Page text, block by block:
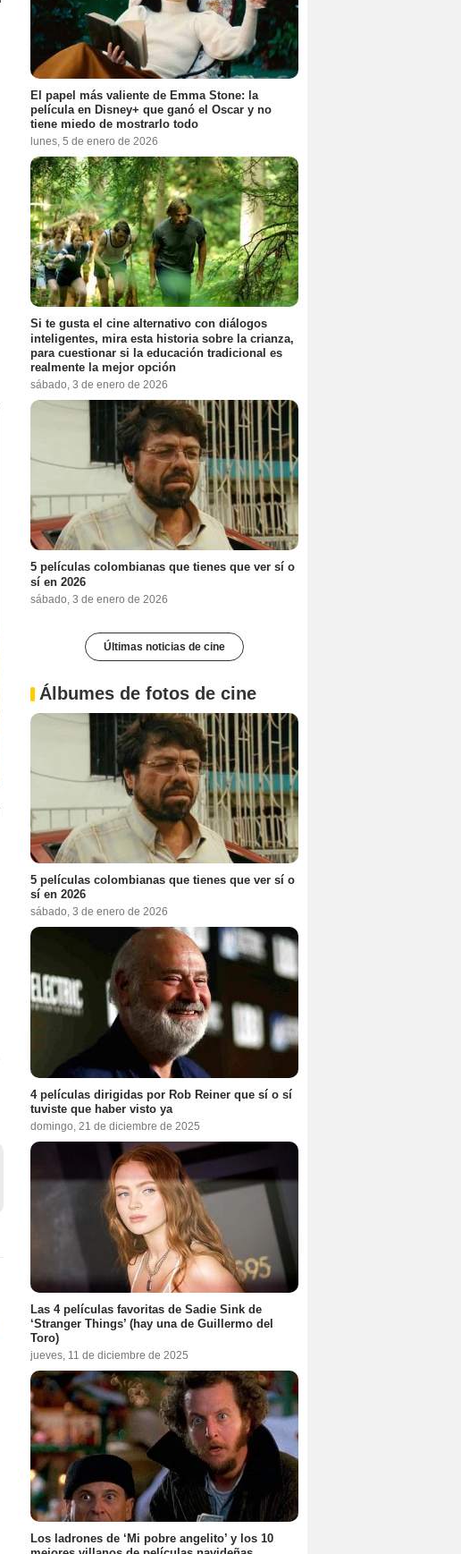
El papel más valiente de Emma Stone: la
película en Disney+ que ganó el Oscar y no
tiene miedo de mostrarlo todo
lunes, 5 de enero de 2026
Si te gusta el cine alternativo con diálogos
inteligentes, mira esta historia sobre la crianza,
para cuestionar si la educación tradicional es
realmente la mejor opción
sábado, 3 de enero de 2026
5 películas colombianas que tienes que ver sí o
sí en 2026
sábado, 3 de enero de 2026
Últimas noticias de cine
Álbumes de fotos de cine
5 películas colombianas que tienes que ver sí o
sí en 2026
sábado, 3 de enero de 2026
4 películas dirigidas por Rob Reiner que sí o sí
tuviste que haber visto ya
domingo, 21 de diciembre de 2025
Las 4 películas favoritas de Sadie Sink de
‘Stranger Things’ (hay una de Guillermo del
Toro)
jueves, 11 de diciembre de 2025
Los ladrones de ‘Mi pobre angelito’ y los 10